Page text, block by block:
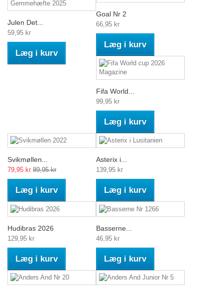
Julen Det...
59,95 kr
Læg i kurv
Goal Nr 2
66,95 kr
Læg i kurv
Fifa World...
99,95 kr
Læg i kurv
Svikmøllen...
79,95 kr 89,95 kr
Læg i kurv
Asterix i...
139,95 kr
Læg i kurv
Hudibras 2026
129,95 kr
Læg i kurv
Basserne...
46,95 kr
Læg i kurv